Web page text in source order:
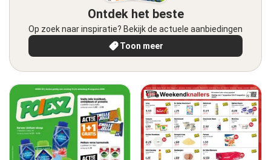
Ontdek het beste
Op zoek naar inspiratie? Bekijk de actuele aanbiedingen
Toon meer